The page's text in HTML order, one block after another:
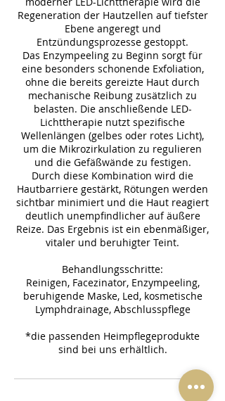
Regeneration der Hautzellen auf tiefster
Ebene angeregt und
Entzündungsprozesse gestoppt.
Das Enzympeeling zu Beginn sorgt für
eine besonders schonende Exfoliation,
ohne die bereits gereizte Haut durch
mechanische Reibung zusätzlich zu
belasten. Die anschließende LED-
Lichttherapie nutzt spezifische
Wellenlängen (gelbes oder rotes Licht),
um die Mikrozirkulation zu regulieren
und die Gefäßwände zu festigen.
Durch diese Kombination wird die
Hautbarriere gestärkt, Rötungen werden
sichtbar minimiert und die Haut reagiert
deutlich unempfindlicher auf äußere
Reize. Das Ergebnis ist ein ebenmäßiger,
vitaler und beruhigter Teint.
Behandlungsschritte:
Reinigen, Facezinator, Enzympeeling,
beruhigende Maske, Led, kosmetische
Lymphdrainage, Abschlusspflege
*die passenden Heimpflegeprodukte
sind bei uns erhältlich.